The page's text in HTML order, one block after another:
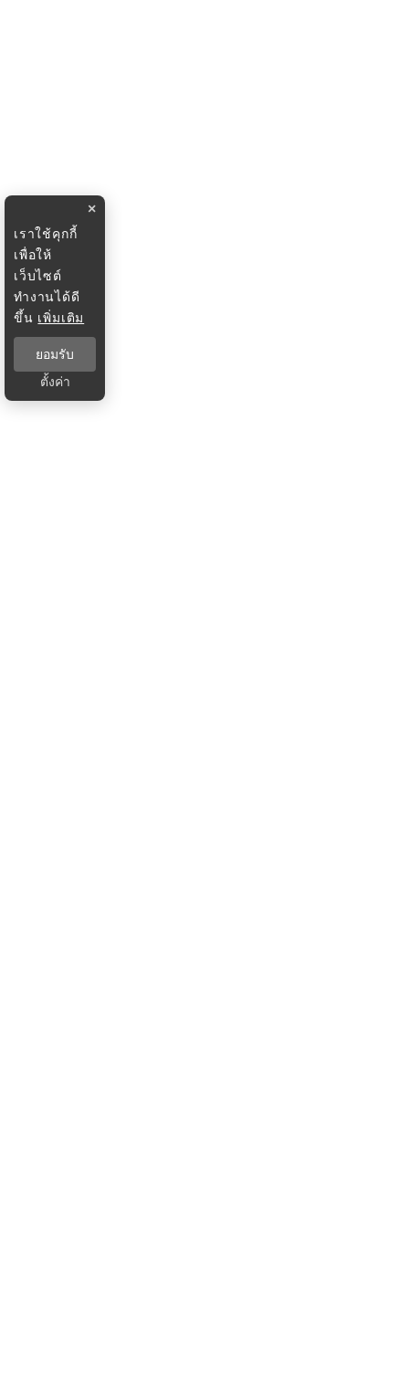
×
เราใช้คุกกี้
เพื่อให้
เว็บไซต์
ทำงานได้ดี
ขึ้น เพิ่มเติม
ยอมรับ
ตั้งค่า